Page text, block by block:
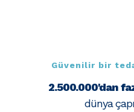
Güvenilir bir
2.500.000'dan
dünya